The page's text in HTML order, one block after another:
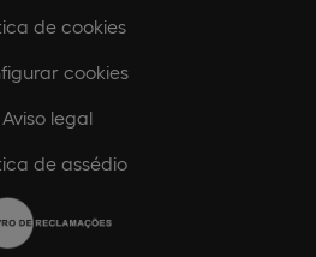
de cookies
cookies
Aviso legal
de assédio